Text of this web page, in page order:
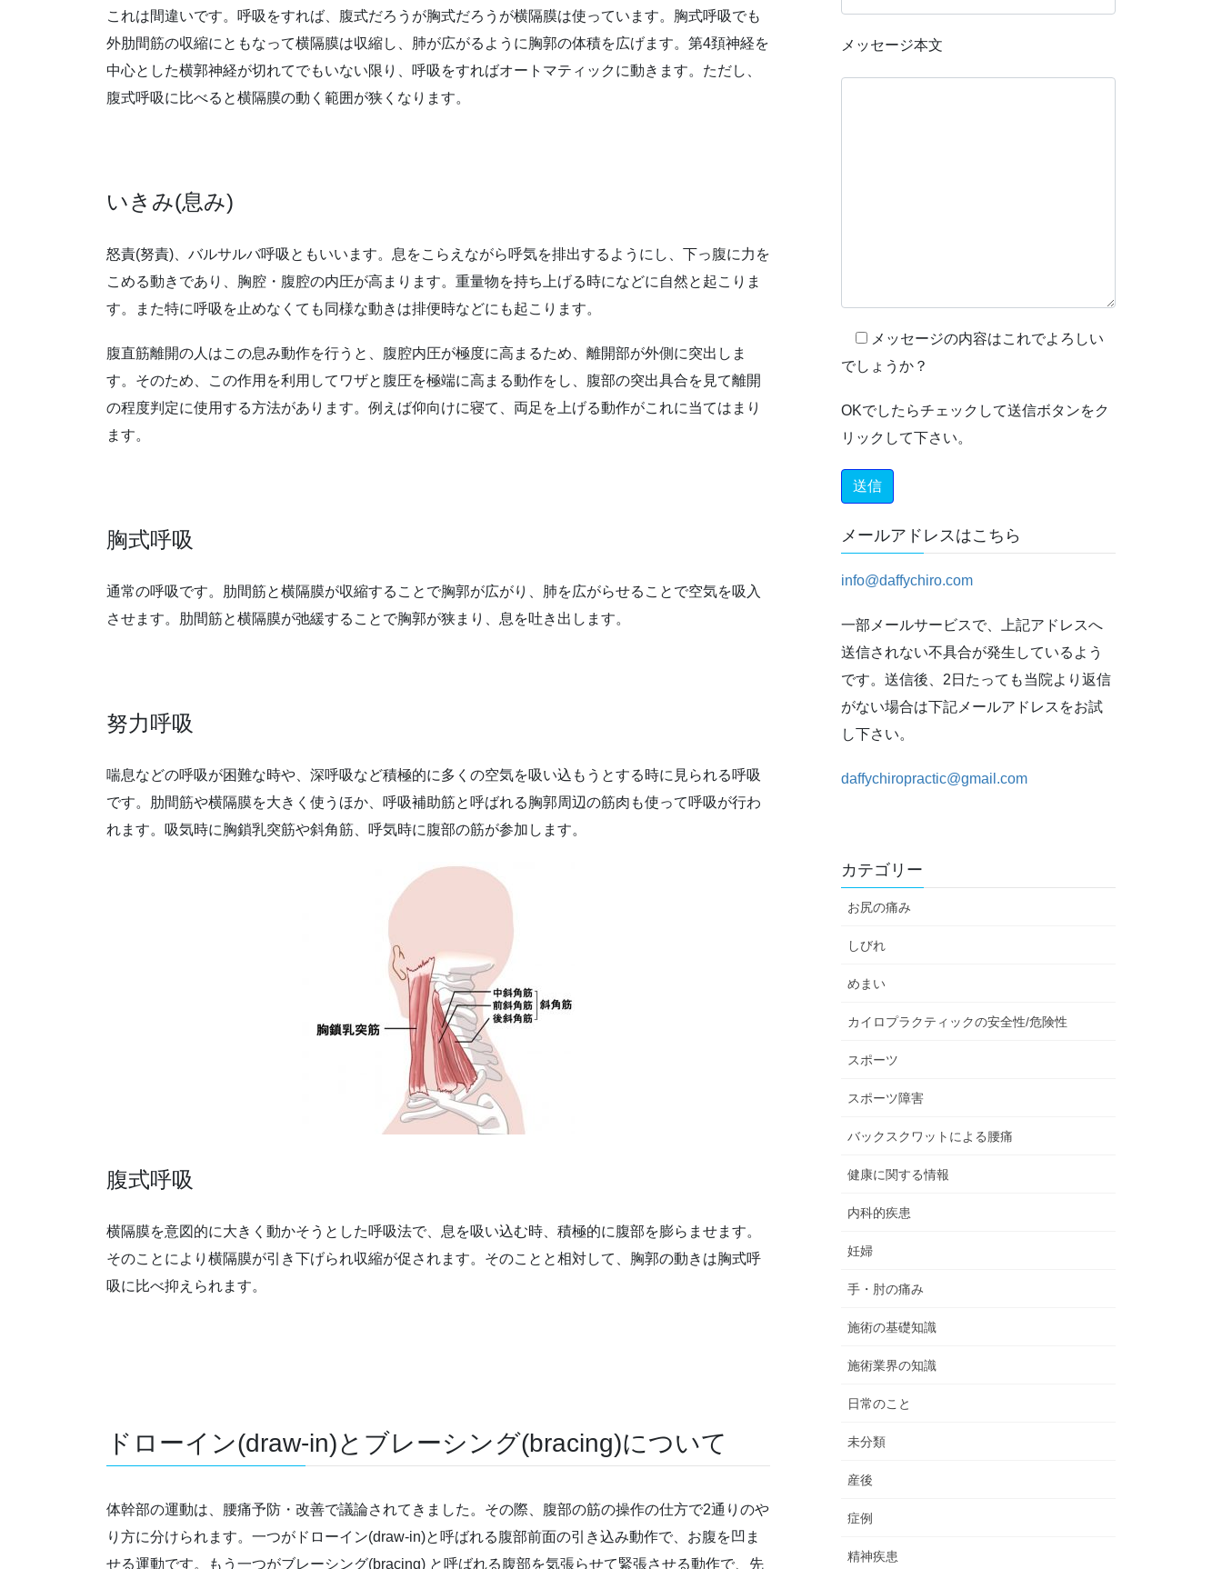
これは間違いです。呼吸をすれば、腹式だろうが胸式だろうが横隔膜は使っています。胸式呼吸でも
外肋間筋の収縮にともなって横隔膜は収縮し、肺が広がるように胸郭の体積を広げます。第4頚神経を
中心とした横郭神経が切れてでもいない限り、呼吸をすればオートマティックに動きます。ただし、
腹式呼吸に比べると横隔膜の動く範囲が狭くなります。
いきみ(息み)
怒責(努責)、バルサルバ呼吸ともいいます。息をこらえながら呼気を排出するようにし、下っ腹に力を
こめる動きであり、胸腔・腹腔の内圧が高まります。重量物を持ち上げる時になどに自然と起こりま
す。また特に呼吸を止めなくても同様な動きは排便時などにも起こります。
腹直筋離開の人はこの息み動作を行うと、腹腔内圧が極度に高まるため、離開部が外側に突出しま
す。そのため、この作用を利用してワザと腹圧を極端に高まる動作をし、腹部の突出具合を見て離開
の程度判定に使用する方法があります。例えば仰向けに寝て、両足を上げる動作がこれに当てはまり
ます。
胸式呼吸
通常の呼吸です。肋間筋と横隔膜が収縮することで胸郭が広がり、肺を広がらせることで空気を吸入
させます。肋間筋と横隔膜が弛緩することで胸郭が狭まり、息を吐き出します。
努力呼吸
喘息などの呼吸が困難な時や、深呼吸など積極的に多くの空気を吸い込もうとする時に見られる呼吸
です。肋間筋や横隔膜を大きく使うほか、呼吸補助筋と呼ばれる胸郭周辺の筋肉も使って呼吸が行わ
れます。吸気時に胸鎖乳突筋や斜角筋、呼気時に腹部の筋が参加します。
腹式呼吸
横隔膜を意図的に大きく動かそうとした呼吸法で、息を吸い込む時、積極的に腹部を膨らませます。
そのことにより横隔膜が引き下げられ収縮が促されます。そのことと相対して、胸郭の動きは胸式呼
吸に比べ抑えられます。
ドローイン(draw-in)とブレーシング(bracing)について
体幹部の運動は、腰痛予防・改善で議論されてきました。その際、腹部の筋の操作の仕方で2通りのや
り方に分けられます。一つがドローイン(draw-in)と呼ばれる腹部前面の引き込み動作で、お腹を凹ま
せる運動です。もう一つがブレーシング(bracing) と呼ばれる腹部を気張らせて緊張させる動作で、先
メッセージ本文
メッセージの内容はこれでよろしい
でしょうか？
OKでしたらチェックして送信ボタンをク
リックして下さい。
メールアドレスはこちら
info@daffychiro.com
一部メールサービスで、上記アドレスへ
送信されない不具合が発生しているよう
です。送信後、2日たっても当院より返信
がない場合は下記メールアドレスをお試
し下さい。
daffychiropractic@gmail.com
カテゴリー
お尻の痛み
しびれ
めまい
カイロプラクティックの安全性/危険性
スポーツ
スポーツ障害
バックスクワットによる腰痛
健康に関する情報
内科的疾患
妊婦
手・肘の痛み
施術の基礎知識
施術業界の知識
日常のこと
未分類
産後
症例
精神疾患